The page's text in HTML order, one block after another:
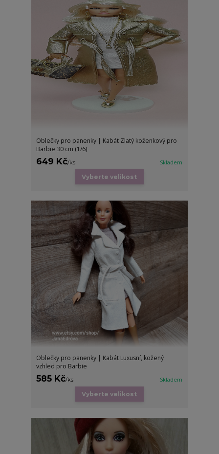
Oblečky pro panenky | Kabát Zlatý koženkový pro
Barbie 30 cm (1/6)
649 Kč/ks Skladem
Vyberte velikost
Oblečky pro panenky | Kabát Luxusní, kožený
vzhled pro Barbie
585 Kč/ks Skladem
Vyberte velikost